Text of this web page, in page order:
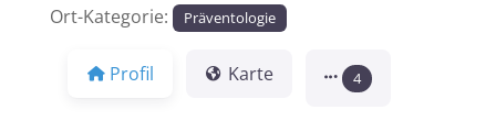
Ort-Kategorie: Präventologie
Profil Karte 4